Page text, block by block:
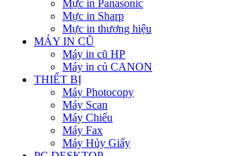
Mực in Panasonic
Mực in Sharp
Mực in thương hiệu
MÁY IN CŨ
Máy in cũ HP
Máy in củ CANON
THIẾT BỊ
Máy Photocopy
Máy Scan
Máy Chiếu
Máy Fax
Máy Hủy Giấy